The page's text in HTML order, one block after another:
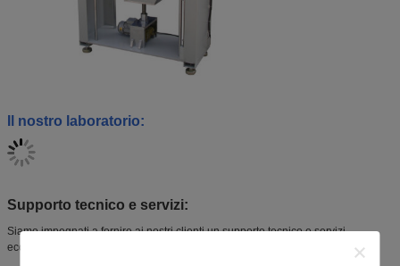
Il nostro laboratorio:
Supporto tecnico e servizi:
Siamo impegnati a fornire ai nostri clienti un supporto tecnico e servizi
eccezionali.